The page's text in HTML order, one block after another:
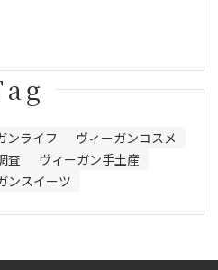
ンライフ
ヴィーガンコスメ
査
ヴィーガン手土産
ンスイーツ